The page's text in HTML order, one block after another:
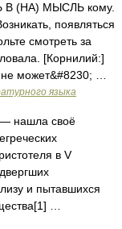
(НА) МЫСЛЬ кому.
появляться
смотреть за
[Корнилий:]
может&#8230; …
языка
— нашла своё
в V
и пытавшихся
…